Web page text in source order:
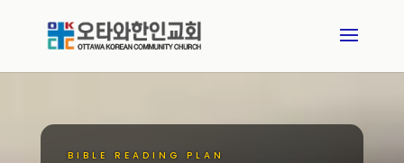
BIBLE READING PLAN